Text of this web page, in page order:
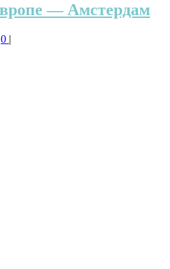
— Амстердам
0 |